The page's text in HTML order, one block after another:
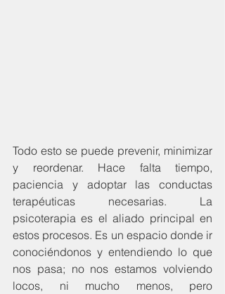
Todo esto se puede prevenir, minimizar
y reordenar. Hace falta tiempo,
paciencia y adoptar las conductas
terapéuticas necesarias. La
psicoterapia es el aliado principal en
estos procesos. Es un espacio donde ir
conociéndonos y entendiendo lo que
nos pasa; no nos estamos volviendo
locos, ni mucho menos, pero